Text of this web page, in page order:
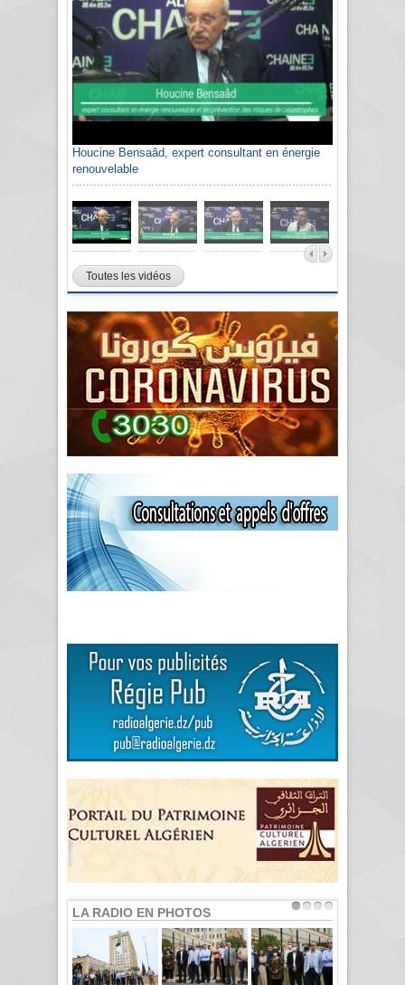
Houcine Bensaâd, expert consultant en énergie
renouvelable
Sami Agli, président de la Confédération
algérienne du patronat citoyen CAPC
Toutes les vidéos
LA RADIO EN PHOTOS